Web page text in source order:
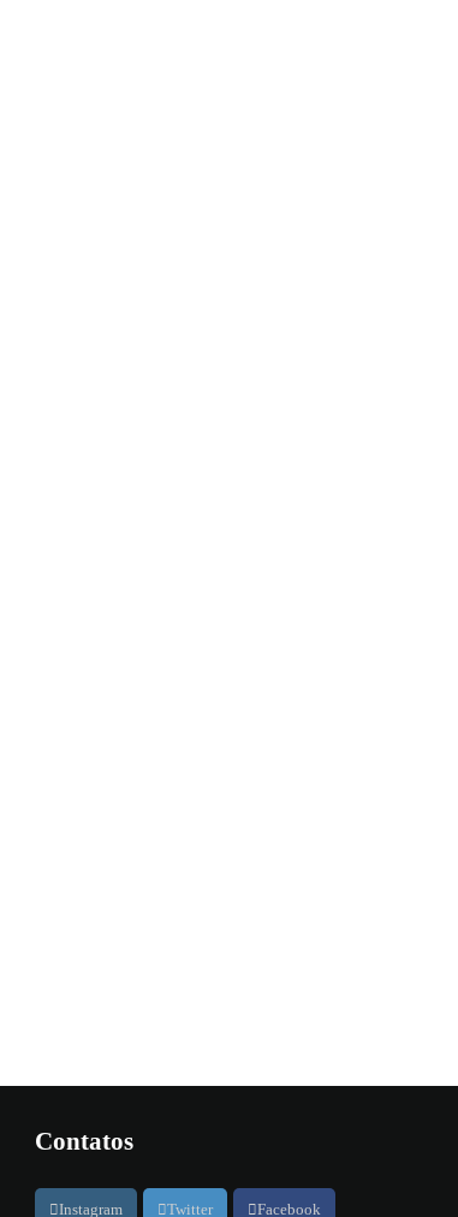
Contatos
Instagram Twitter Facebook